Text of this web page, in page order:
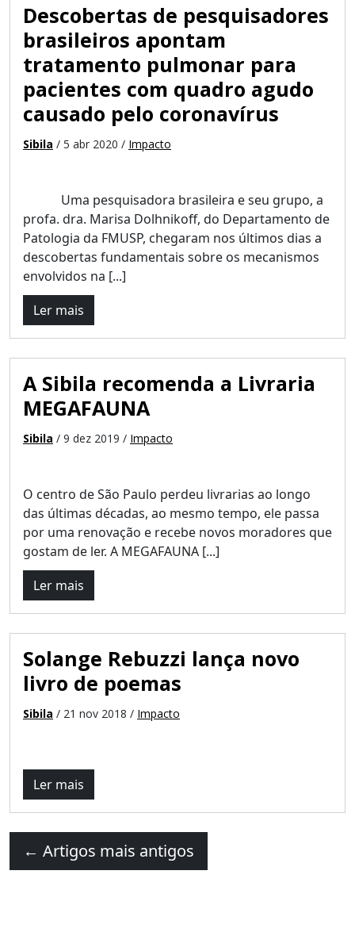
Descobertas de pesquisadores
brasileiros apontam
tratamento pulmonar para
pacientes com quadro agudo
causado pelo coronavírus
Sibila / 5 abr 2020 / Impacto
Uma pesquisadora brasileira e seu grupo, a
profa. dra. Marisa Dolhnikoff, do Departamento de
Patologia da FMUSP, chegaram nos últimos dias a
descobertas fundamentais sobre os mecanismos
envolvidos na [...]
Ler mais
A Sibila recomenda a Livraria
MEGAFAUNA
Sibila / 9 dez 2019 / Impacto
O centro de São Paulo perdeu livrarias ao longo
das últimas décadas, ao mesmo tempo, ele passa
por uma renovação e recebe novos moradores que
gostam de ler. A MEGAFAUNA [...]
Ler mais
Solange Rebuzzi lança novo
livro de poemas
Sibila / 21 nov 2018 / Impacto
Ler mais
← Artigos mais antigos